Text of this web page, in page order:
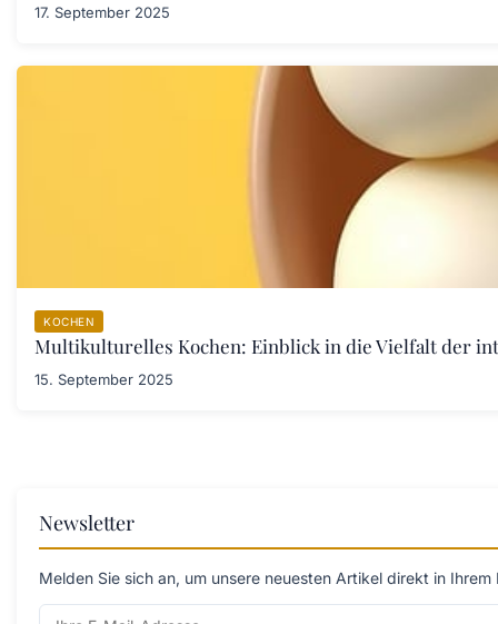
17. September 2025
KOCHEN
Multikulturelles Kochen: Einblick in die Vielfalt der
15. September 2025
Newsletter
Melden Sie sich an, um unsere neuesten Artikel direkt in